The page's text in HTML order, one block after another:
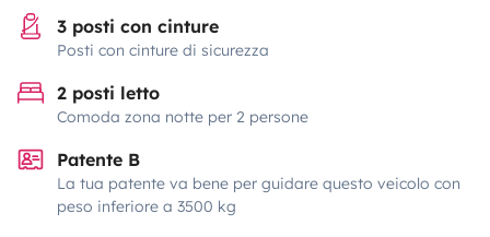
3 posti con cinture
Posti con cinture di sicurezza
2 posti letto
Comoda zona notte per 2 persone
Patente B
La tua patente va bene per guidare questo veicolo con
peso inferiore a 3500 kg